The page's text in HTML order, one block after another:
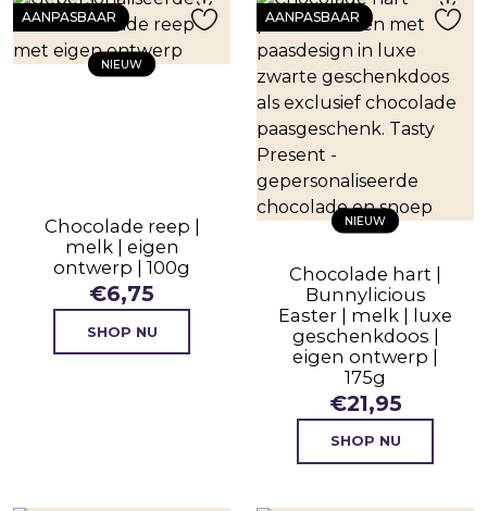
AANPASBAAR
NIEUW
Chocolade reep |
melk | eigen
ontwerp | 100g
€6,75
SHOP NU
AANPASBAAR
NIEUW
Chocolade hart |
Bunnylicious
Easter | melk | luxe
geschenkdoos |
eigen ontwerp |
175g
€21,95
SHOP NU